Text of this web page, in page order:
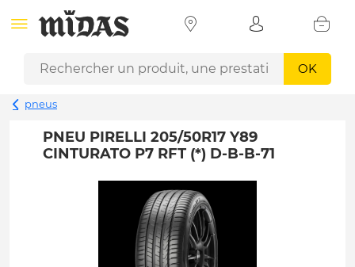
OK
pneus
PNEU PIRELLI 205/50R17 Y89
CINTURATO P7 RFT (*) D-B-B-71